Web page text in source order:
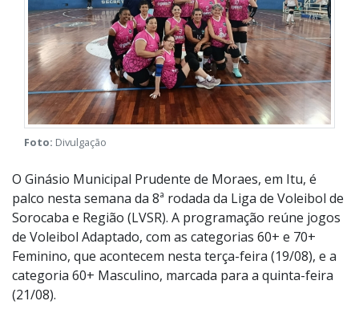
Foto: Divulgação
O Ginásio Municipal Prudente de Moraes, em Itu, é
palco nesta semana da 8ª rodada da Liga de Voleibol de
Sorocaba e Região (LVSR). A programação reúne jogos
de Voleibol Adaptado, com as categorias 60+ e 70+
Feminino, que acontecem nesta terça-feira (19/08), e a
categoria 60+ Masculino, marcada para a quinta-feira
(21/08).